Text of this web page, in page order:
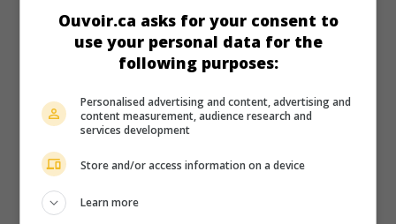
Ouvoir.ca asks for your consent to
use your personal data for the
following purposes:
Personalised advertising and content, advertising and
content measurement, audience research and
services development
Store and/or access information on a device
Learn more